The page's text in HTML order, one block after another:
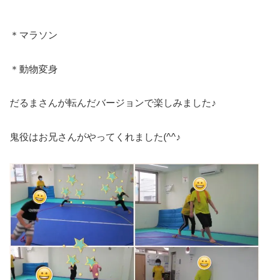
＊マラソン
＊動物変身
だるまさんが転んだバージョンで楽しみました♪
鬼役はお兄さんがやってくれました(^^♪